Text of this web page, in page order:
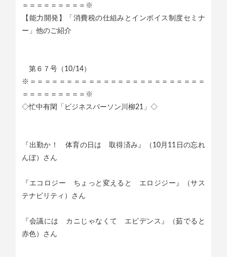
＝＝＝＝＝＝＝＝＝※
【能力開発】「消費税の仕組みとインボイス制度セミナ
ー」他のご紹介
第６７号（10/14）
※＝＝＝＝＝＝＝＝＝＝＝＝＝＝＝＝＝＝＝＝＝＝＝＝
＝＝＝＝＝＝＝＝＝※
◇忙中有閑「ビジネスパーソン川柳21」◇
『出勤か！ 体育の日は 取得済み』（10月11日の忘れ
んぼ）さん
『エコロジー ちょっと変えると エロジジー』（サス
テナビリティ）さん
『会議には カニじゃなくて エビデンス』（茹でると
赤色）さん